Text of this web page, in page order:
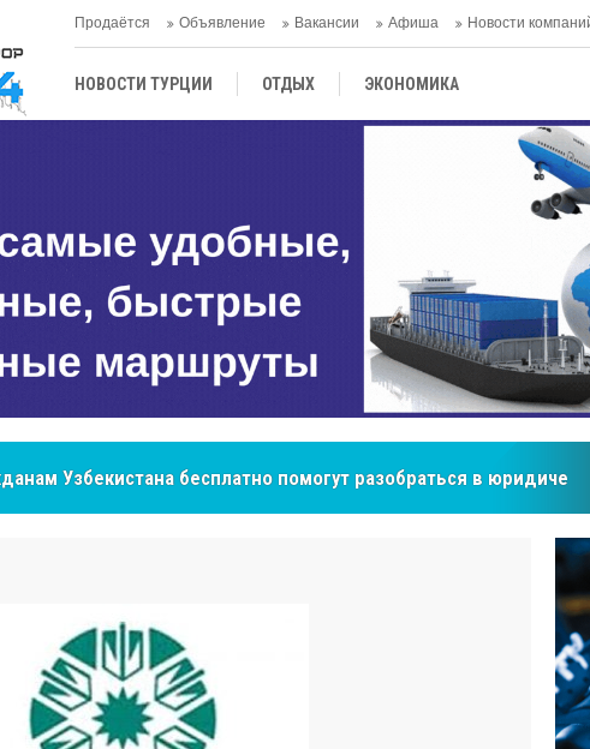
Продаётся Объявление Вакансии Афиша Новости
НОВОСТИ ТУРЦИИ ОТДЫХ ЭКОНОМИКА
ЦЕНТРАЛЬНАЯ АЗИЯ
Узбекистана бесплатно помогут разобраться в
бренд, покоривший сердца покупателей Центральной Азии